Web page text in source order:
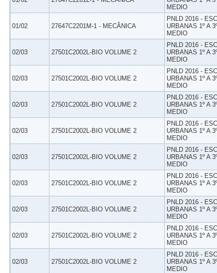
MEDIO
01/02 27647C2201M-1 - MECÂNICA
PNLD 2016 -
URBANAS 1º A
MEDIO
02/03 27501C2002L-BIO VOLUME 2
PNLD 2016 -
URBANAS 1º A
MEDIO
02/03 27501C2002L-BIO VOLUME 2
PNLD 2016 -
URBANAS 1º A
MEDIO
02/03 27501C2002L-BIO VOLUME 2
PNLD 2016 -
URBANAS 1º A
MEDIO
02/03 27501C2002L-BIO VOLUME 2
PNLD 2016 -
URBANAS 1º A
MEDIO
02/03 27501C2002L-BIO VOLUME 2
PNLD 2016 -
URBANAS 1º A
MEDIO
02/03 27501C2002L-BIO VOLUME 2
PNLD 2016 -
URBANAS 1º A
MEDIO
02/03 27501C2002L-BIO VOLUME 2
PNLD 2016 -
URBANAS 1º A
MEDIO
02/03 27501C2002L-BIO VOLUME 2
PNLD 2016 -
URBANAS 1º A
MEDIO
02/03 27501C2002L-BIO VOLUME 2
PNLD 2016 -
URBANAS 1º A
MEDIO